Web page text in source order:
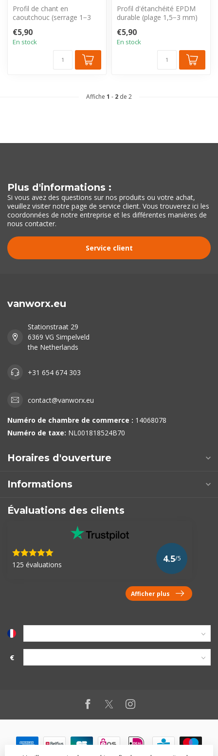
Profil de chant en
caoutchouc (serrage 1−3
lèvre latéra...
€5,90
En stock
Profil d'étanchéité EPDM
durable (plage 1,5−3 mm)
pro...
€5,90
En stock
Affiche 1 - 2 de 2
Plus d'informations :
Si vous avez des questions sur nos produits ou votre achat,
veuillez visiter notre page de service client. Vous trouverez ici les
coordonnées de notre entreprise et les différentes manières de
nous contacter.
Service client
vanworx.eu
Stationstraat 29
6369 VG Simpelveld
the Netherlands
+31 654 674 303
contact@vanworx.eu
Numéro de chambre de commerce : 14068078
Numéro de taxe: NL001818524B70
Horaires d'ouverture
Informations
Évaluations des clients
125 évaluations
4.5/5
Afficher plus
€